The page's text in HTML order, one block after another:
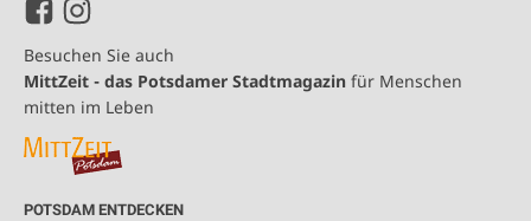
Besuchen Sie auch
MittZeit - das Potsdamer Stadtmagazin für Menschen
mitten im Leben
POTSDAM ENTDECKEN